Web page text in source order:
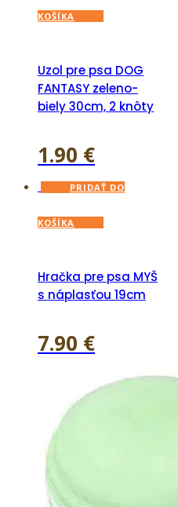
KOŠÍKA
Uzol pre psa DOG
FANTASY zeleno-
biely 30cm, 2 knôty
1.90 €
PRIDAŤ DO
KOŠÍKA
Hračka pre psa MYŠ
s náplasťou 19cm
7.90 €